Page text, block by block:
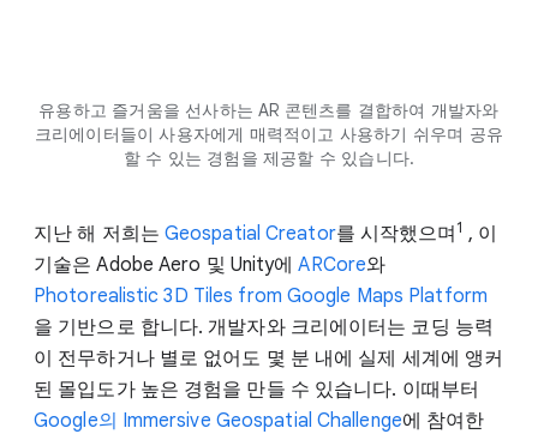
유용하고 즐거움을 선사하는 AR 콘텐츠를 결합하여 개발자와
크리에이터들이 사용자에게 매력적이고 사용하기 쉬우며 공유
할 수 있는 경험을 제공할 수 있습니다.
지난 해 저희는 Geospatial Creator를 시작했으며 1 , 이
기술은 Adobe Aero 및 Unity에ARCore와
Photorealistic 3D Tiles from Google Maps Platform
을 기반으로 합니다. 개발자와 크리에이터는 코딩 능력
이 전무하거나 별로 없어도 몇 분 내에 실제 세계에 앵커
된 몰입도가 높은 경험을 만들 수 있습니다. 이때부터
Google의 Immersive Geospatial Challenge에 참여한